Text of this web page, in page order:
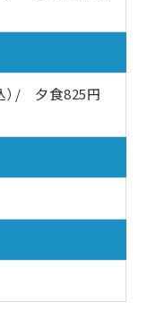
）/ 夕食825円